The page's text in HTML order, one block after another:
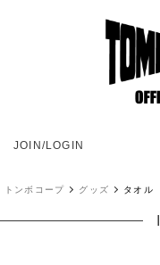
JOIN/LOGIN
トンボコープ グッズ タオル